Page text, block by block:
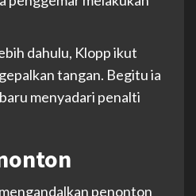
dahulu, Klopp ikut
tangan. Begitu ia
menyadari penalti
penonton